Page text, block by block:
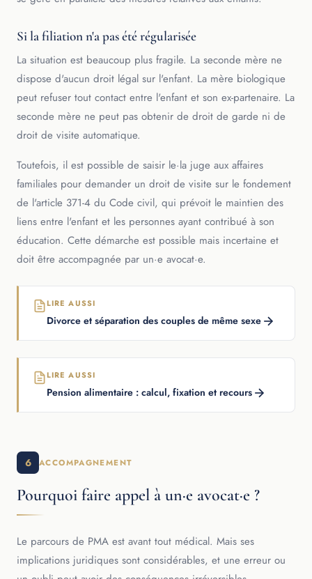
Si la filiation n'a pas été régularisée
La situation est beaucoup plus fragile. La seconde mère ne
dispose d'aucun droit légal sur l'enfant. La mère biologique
peut refuser tout contact entre l'enfant et son ex-partenaire. La
seconde mère ne peut pas obtenir de droit de garde ni de
droit de visite automatique.
Toutefois, il est possible de saisir le·la juge aux affaires
familiales pour demander un droit de visite sur le fondement
de l'article 371-4 du Code civil, qui prévoit le maintien des
liens entre l'enfant et les personnes ayant contribué à son
éducation. Cette démarche est possible mais incertaine et
doit être accompagnée par un·e avocat·e.
LIRE AUSSI
Divorce et séparation des couples de même sexe
LIRE AUSSI
Pension alimentaire : calcul, fixation et recours
6 ACCOMPAGNEMENT
Pourquoi faire appel à un·e avocat·e ?
Le parcours de PMA est avant tout médical. Mais ses
implications juridiques sont considérables, et une erreur ou